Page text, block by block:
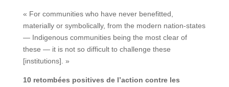
« For communities who have never benefitted,
materially or symbolically, from the modern nation-states
— Indigenous communities being the most clear of
these — it is not so difficult to challenge these
[institutions]. »
10 retombées positives de l’action contre les